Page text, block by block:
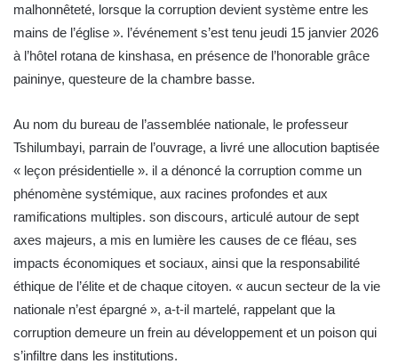
malhonnêteté, lorsque la corruption devient système entre les
mains de l’église ». l’événement s’est tenu jeudi 15 janvier 2026
à l’hôtel rotana de kinshasa, en présence de l’honorable grâce
paininye, questeure de la chambre basse.
Au nom du bureau de l’assemblée nationale, le professeur
Tshilumbayi, parrain de l’ouvrage, a livré une allocution baptisée
« leçon présidentielle ». il a dénoncé la corruption comme un
phénomène systémique, aux racines profondes et aux
ramifications multiples. son discours, articulé autour de sept
axes majeurs, a mis en lumière les causes de ce fléau, ses
impacts économiques et sociaux, ainsi que la responsabilité
éthique de l’élite et de chaque citoyen. « aucun secteur de la vie
nationale n’est épargné », a-t-il martelé, rappelant que la
corruption demeure un frein au développement et un poison qui
s’infiltre dans les institutions.